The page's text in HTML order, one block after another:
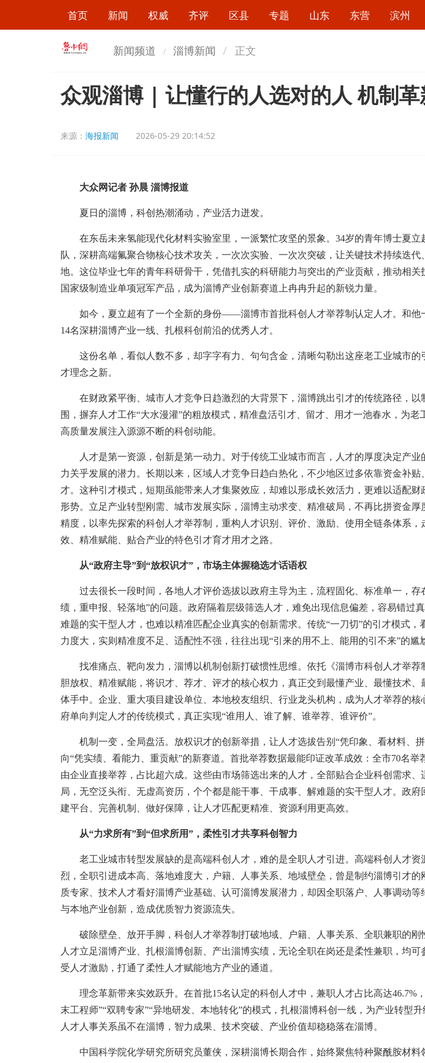
首页 新闻 权威 齐评 区县 专题 山东 东营 滨州
新闻频道 淄博新闻 正文
众观淄博 | 让懂行的人选对的人 机制
来源： 海报新闻 2026-05-29 20:14:52
大众网记者 孙晨 淄博报道
夏日的淄博，科创热潮涌动，产业活力迸发。
在东岳未来氢能现代化材料实验室里，一派繁忙攻坚的景象。34岁的青年博士夏立
队，深耕高端氟聚合物核心技术攻关，一次次实验、一次次突破，让关键技术持续迭代
地。这位毕业七年的青年科研骨干，凭借扎实的科研能力与突出的产业贡献，推动相关
国家级制造业单项冠军产品，成为淄博产业创新赛道上冉冉升起的新锐力量。
如今，夏立超有了一个全新的身份——淄博市首批科创人才举荐制认定人才。和他
14名深耕淄博产业一线、扎根科创前沿的优秀人才。
这份名单，看似人数不多，却字字有力、句句含金，清晰勾勒出这座老工业城市的
才理念之新。
在财政紧平衡、城市人才竞争日趋激烈的大背景下，淄博跳出引才的传统路径，以
围，摒弃人才工作“大水漫灌”的粗放模式，精准盘活引才、留才、用才一池春水，为老
高质量发展注入源源不断的科创动能。
人才是第一资源，创新是第一动力。对于传统工业城市而言，人才的厚度决定产业
力关乎发展的潜力。长期以来，区域人才竞争日趋白热化，不少地区过多依靠资金补贴
才。这种引才模式，短期虽能带来人才集聚效应，却难以形成长效活力，更难以适配财
形势。立足产业转型刚需、城市发展实际，淄博主动求变、精准破局，不再比拼资金厚
精度，以率先探索的科创人才举荐制，重构人才识别、评价、激励、使用全链条体系，
效、精准赋能、贴合产业的特色引才育才用才之路。
从“政府主导”到“放权识才”，市场主体握稳选才话语权
过去很长一段时间，各地人才评价选拔以政府主导为主，流程固化、标准单一，存
绩，重申报、轻落地”的问题。政府隔着层级筛选人才，难免出现信息偏差，容易错过
难题的实干型人才，也难以精准匹配企业真实的创新需求。传统“一刀切”的引才模式，
力度大，实则精准度不足、适配性不强，往往出现“引来的用不上、能用的引不来”的尴
找准痛点、靶向发力，淄博以机制创新打破惯性思维。依托《淄博市科创人才举荐
胆放权、精准赋能，将识才、荐才、评才的核心权力，真正交到最懂产业、最懂技术、
体手中。企业、重大项目建设单位、本地校友组织、行业龙头机构，成为人才举荐的核
府单向判定人才的传统模式，真正实现“谁用人、谁了解、谁举荐、谁评价”。
机制一变，全局盘活。放权识才的创新举措，让人才选拔告别“凭印象、看材料、
向“凭实绩、看能力、重贡献”的新赛道。首批举荐数据最能印证改革成效：全市70名举
由企业直接举荐，占比超六成。这些由市场筛选出来的人才，全部贴合企业科创需求、
局，无空泛头衔、无虚高资历，个个都是能干事、干成事、解难题的实干型人才。政府
建平台、完善机制、做好保障，让人才匹配更精准、资源利用更高效。
从“力求所有”到“但求所用”，柔性引才共享科创智力
老工业城市转型发展缺的是高端科创人才，难的是全职人才引进。高端科创人才资
烈，全职引进成本高、落地难度大，户籍、人事关系、地域壁垒，曾是制约淄博引才的
质专家、技术人才看好淄博产业基础、认可淄博发展潜力，却因全职落户、人事调动等
与本地产业创新，造成优质智力资源流失。
破除壁垒、放开手脚，科创人才举荐制打破地域、户籍、人事关系、全职兼职的刚
人才立足淄博产业、扎根淄博创新、产出淄博实绩，无论全职在岗还是柔性兼职，均可
受人才激励，打通了柔性人才赋能地方产业的通道。
理念革新带来实效跃升。在首批15名认定的科创人才中，兼职人才占比高达46.7%
末工程师”“双聘专家”“异地研发、本地转化”的模式，扎根淄博科创一线，为产业转型
人才人事关系虽不在淄博，智力成果、技术突破、产业价值却稳稳落在淄博。
中国科学院化学研究所研究员董侠，深耕淄博长期合作，始终聚焦特种聚酰胺材料